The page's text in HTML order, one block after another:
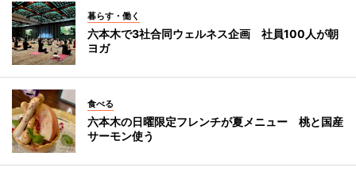
暮らす・働く
六本木で3社合同ウェルネス企画 社員100人が朝
ヨガ
食べる
六本木の日曜限定フレンチが夏メニュー 桃と国産
サーモン使う